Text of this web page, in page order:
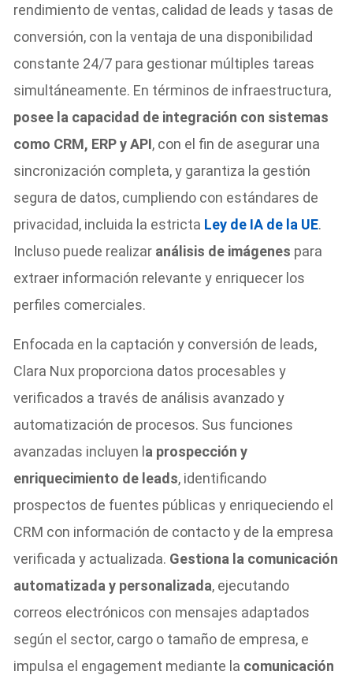
rendimiento de ventas, calidad de leads y tasas de
conversión, con la ventaja de una disponibilidad
constante 24/7 para gestionar múltiples tareas
simultáneamente. En términos de infraestructura,
posee la capacidad de integración con sistemas
como CRM, ERP y API, con el fin de asegurar una
sincronización completa, y garantiza la gestión
segura de datos, cumpliendo con estándares de
privacidad, incluida la estricta Ley de IA de la UE.
Incluso puede realizar análisis de imágenes para
extraer información relevante y enriquecer los
perfiles comerciales.
Enfocada en la captación y conversión de leads,
Clara Nux proporciona datos procesables y
verificados a través de análisis avanzado y
automatización de procesos. Sus funciones
avanzadas incluyen l a prospección y
enriquecimiento de leads, identificando
prospectos de fuentes públicas y enriqueciendo el
CRM con información de contacto y de la empresa
verificada y actualizada. Gestiona la comunicación
automatizada y personalizada, ejecutando
correos electrónicos con mensajes adaptados
según el sector, cargo o tamaño de empresa, e
impulsa el engagement mediante la comunicación